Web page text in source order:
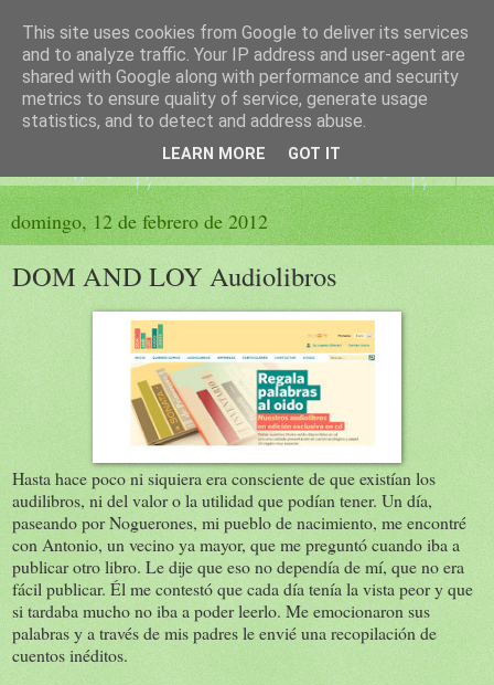
El sueño de las palabras
PÁGINA LITERARIA DE FELISA MORENO
domingo, 12 de febrero de 2012
DOM AND LOY Audiolibros
Hasta hace poco ni siquiera era consciente de que existían los
audilibros, ni del valor o la utilidad que podían tener. Un día,
paseando por Noguerones, mi pueblo de nacimiento, me encontré
con Antonio, un vecino ya mayor, que me preguntó cuando iba a
publicar otro libro. Le dije que eso no dependía de mí, que no era
fácil publicar. Él me contestó que cada día tenía la vista peor y que
si tardaba mucho no iba a poder leerlo. Me emocionaron sus
palabras y a través de mis padres le envié una recopilación de
cuentos inéditos.
This site uses cookies from Google to deliver its services
and to analyze traffic. Your IP address and user-agent are
shared with Google along with performance and security
metrics to ensure quality of service, generate usage
statistics, and to detect and address abuse.
LEARN MORE GOT IT